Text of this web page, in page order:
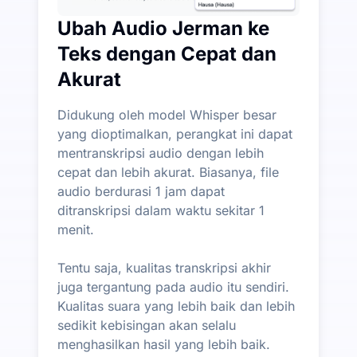
Ubah Audio Jerman ke
Teks dengan Cepat dan
Akurat
Didukung oleh model Whisper besar
yang dioptimalkan, perangkat ini dapat
mentranskripsi audio dengan lebih
cepat dan lebih akurat. Biasanya, file
audio berdurasi 1 jam dapat
ditranskripsi dalam waktu sekitar 1
menit.
Tentu saja, kualitas transkripsi akhir
juga tergantung pada audio itu sendiri.
Kualitas suara yang lebih baik dan lebih
sedikit kebisingan akan selalu
menghasilkan hasil yang lebih baik.